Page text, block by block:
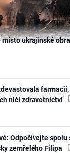
místo ukrajinské
ničí zdravotnictví
Odpočívejte spolu
zemřelého Filipa